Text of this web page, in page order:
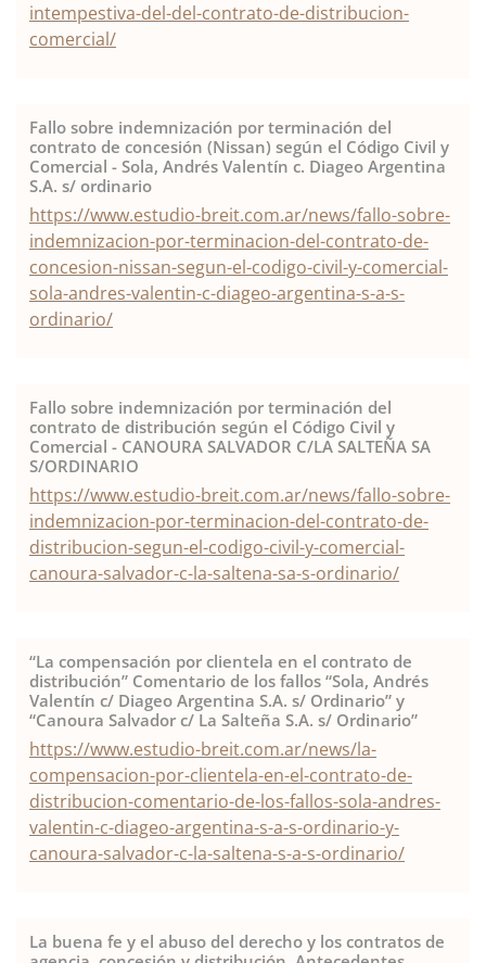
intempestiva-del-del-contrato-de-distribucion-
comercial/
Fallo sobre indemnización por terminación del
contrato de concesión (Nissan) según el Código Civil y
Comercial - Sola, Andrés Valentín c. Diageo Argentina
S.A. s/ ordinario
https://www.estudio-breit.com.ar/news/fallo-sobre-
indemnizacion-por-terminacion-del-contrato-de-
concesion-nissan-segun-el-codigo-civil-y-comercial-
sola-andres-valentin-c-diageo-argentina-s-a-s-
ordinario/
Fallo sobre indemnización por terminación del
contrato de distribución según el Código Civil y
Comercial - CANOURA SALVADOR C/LA SALTEÑA SA
S/ORDINARIO
https://www.estudio-breit.com.ar/news/fallo-sobre-
indemnizacion-por-terminacion-del-contrato-de-
distribucion-segun-el-codigo-civil-y-comercial-
canoura-salvador-c-la-saltena-sa-s-ordinario/
“La compensación por clientela en el contrato de
distribución” Comentario de los fallos “Sola, Andrés
Valentín c/ Diageo Argentina S.A. s/ Ordinario” y
“Canoura Salvador c/ La Salteña S.A. s/ Ordinario”
https://www.estudio-breit.com.ar/news/la-
compensacion-por-clientela-en-el-contrato-de-
distribucion-comentario-de-los-fallos-sola-andres-
valentin-c-diageo-argentina-s-a-s-ordinario-y-
canoura-salvador-c-la-saltena-s-a-s-ordinario/
La buena fe y el abuso del derecho y los contratos de